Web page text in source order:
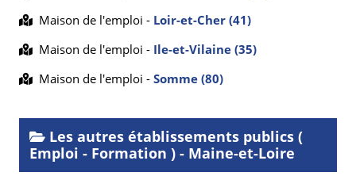
Maison de l'emploi - Loir-et-Cher (41)
Maison de l'emploi - Ile-et-Vilaine (35)
Maison de l'emploi - Somme (80)
Les autres établissements publics (
Emploi - Formation ) - Maine-et-Loire